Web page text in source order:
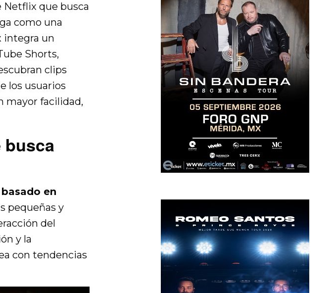
Netflix que busca
como una
integra un
Shorts,
clips
los usuarios
mayor facilidad,
busca
en
pequeñas y
del
y la
con tendencias